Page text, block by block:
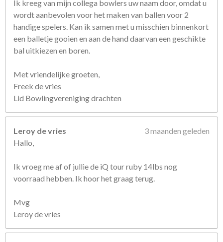
Ik kreeg van mijn collega bowlers uw naam door, omdat u
wordt aanbevolen voor het maken van ballen voor 2
handige spelers. Kan ik samen met u misschien binnenkort
een balletje gooien en aan de hand daarvan een geschikte
bal uitkiezen en boren.
Met vriendelijke groeten,
Freek de vries
Lid Bowlingvereniging drachten
Leroy de vries
3 maanden geleden
Hallo,
Ik vroeg me af of jullie de iQ tour ruby 14lbs nog
voorraad hebben. Ik hoor het graag terug.
Mvg
Leroy de vries